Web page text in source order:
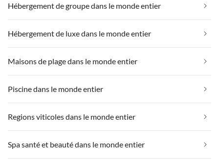
Hébergement de groupe dans le monde entier
Hébergement de luxe dans le monde entier
Maisons de plage dans le monde entier
Piscine dans le monde entier
Regions viticoles dans le monde entier
Spa santé et beauté dans le monde entier